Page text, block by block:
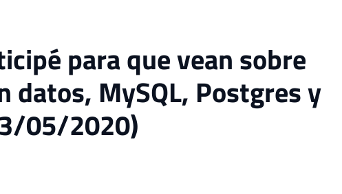
para que vean sobre
datos, MySQL, Postgres y
05/2020)